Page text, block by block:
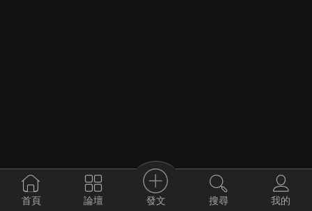
首頁 論壇 發文 搜尋 我的